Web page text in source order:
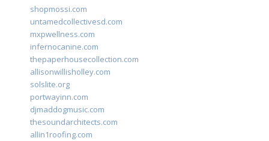
shopmossi.com
untamedcollectivesd.com
mxpwellness.com
infernocanine.com
thepaperhousecollection.com
allisonwillisholley.com
solslite.org
portwayinn.com
djmaddogmusic.com
thesoundarchitects.com
allin1roofing.com